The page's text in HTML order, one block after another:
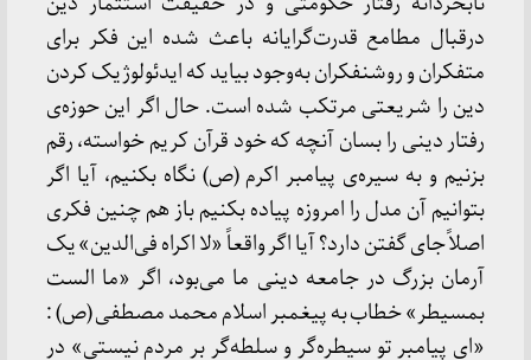
درقبال مطامع قدرت‌گرایانه باعث شده این فکر برای
متفکران و روشنفکران به‌وجود بیاید که ایدئولوژیک کردن
دین را شریعتی مرتکب شده است. حال اگر این حوزه‌ی
رفتار دینی را بسان آنچه که خود قرآن کریم خواسته، رقم
بزنیم و به سیره‌ی پیامبر اکرم (ص) نگاه بکنیم، آیا اگر
بتوانیم آن مدل را امروزه پیاده بکنیم باز هم چنین فکری
اصلاً جای گفتن دارد؟ آیا اگر واقعاً «لا اکراه فی‌الدین» یک
آرمان بزرگ در جامعه دینی ما می‌بود، اگر «ما الست
بمسیطر» خطاب به پیغمبر اسلام محمد مصطفی (ص) :
«ای پیامبر تو سیطره‌گر و سلطه‌گر بر مردم نیستی» در